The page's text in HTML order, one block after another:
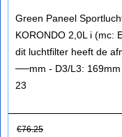
Green Paneel
KORONDO 2,0L i (mc:
dit luchtfilter heeft de
──mm - D3/L3:
23
€76.25